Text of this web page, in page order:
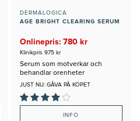
DERMALOGICA
AGE BRIGHT CLEARING SERUM
Onlinepris: 780 kr
Klinikpris 975 kr
Serum som motverkar och
behandlar orenheter
JUST NU: GÅVA PÅ KÖPET
INFO